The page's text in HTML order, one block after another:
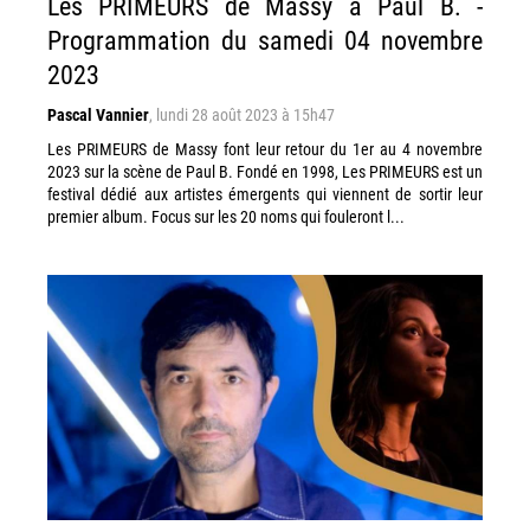
Programmation du samedi 04 novembre
2023
Pascal Vannier, lundi 28 août 2023 à 15h47
Les PRIMEURS de Massy font leur retour du 1er au 4 novembre
2023 sur la scène de Paul B. Fondé en 1998, Les PRIMEURS est un
festival dédié aux artistes émergents qui viennent de sortir leur
premier album. Focus sur les 20 noms qui fouleront l...